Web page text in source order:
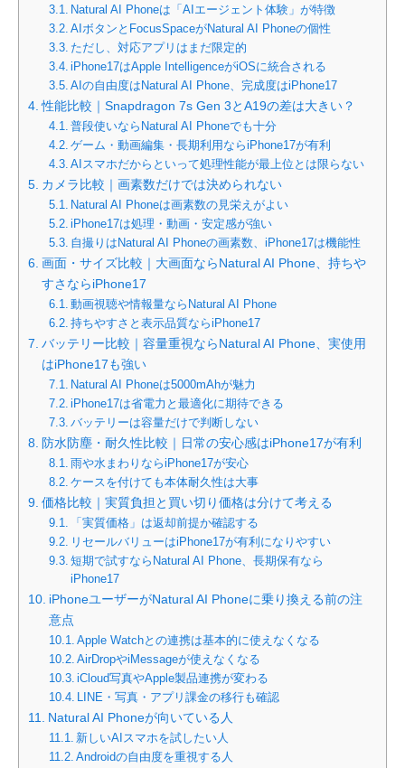
Natural AI Phoneは「AIエージェント体験」が特徴
AIボタンとFocusSpaceがNatural AI Phoneの個性
ただし、対応アプリはまだ限定的
iPhone17はApple IntelligenceがiOSに統合される
AIの自由度はNatural AI Phone、完成度はiPhone17
性能比較｜Snapdragon 7s Gen 3とA19の差は大きい？
普段使いならNatural AI Phoneでも十分
ゲーム・動画編集・長期利用ならiPhone17が有利
AIスマホだからといって処理性能が最上位とは限らない
カメラ比較｜画素数だけでは決められない
Natural AI Phoneは画素数の見栄えがよい
iPhone17は処理・動画・安定感が強い
自撮りはNatural AI Phoneの画素数、iPhone17は機能性
画面・サイズ比較｜大画面ならNatural AI Phone、持ちや
すさならiPhone17
動画視聴や情報量ならNatural AI Phone
持ちやすさと表示品質ならiPhone17
バッテリー比較｜容量重視ならNatural AI Phone、実使用
はiPhone17も強い
Natural AI Phoneは5000mAhが魅力
iPhone17は省電力と最適化に期待できる
バッテリーは容量だけで判断しない
防水防塵・耐久性比較｜日常の安心感はiPhone17が有利
雨や水まわりならiPhone17が安心
ケースを付けても本体耐久性は大事
価格比較｜実質負担と買い切り価格は分けて考える
「実質価格」は返却前提か確認する
リセールバリューはiPhone17が有利になりやすい
短期で試すならNatural AI Phone、長期保有なら
iPhone17
iPhoneユーザーがNatural AI Phoneに乗り換える前の注
意点
Apple Watchとの連携は基本的に使えなくなる
AirDropやiMessageが使えなくなる
iCloud写真やApple製品連携が変わる
LINE・写真・アプリ課金の移行も確認
Natural AI Phoneが向いている人
新しいAIスマホを試したい人
Androidの自由度を重視する人